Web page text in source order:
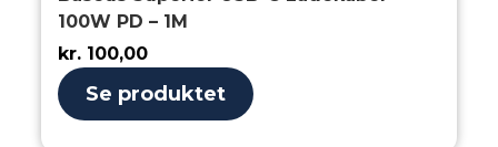
100W PD – 1M
kr. 100,00
Se produktet